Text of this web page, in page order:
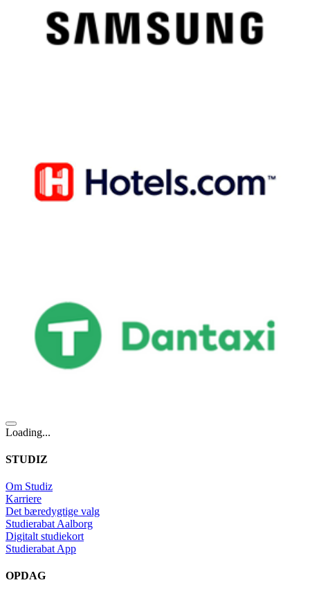
Loading...
STUDIZ
Om Studiz
Karriere
Det bæredygtige valg
Studierabat Aalborg
Digitalt studiekort
Studierabat App
OPDAG